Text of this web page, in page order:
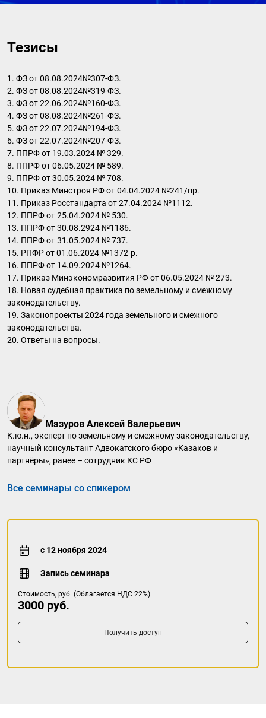
Тезисы
1. ФЗ от 08.08.2024№307-ФЗ.
2. ФЗ от 08.08.2024№319-ФЗ.
3. ФЗ от 22.06.2024№160-ФЗ.
4. ФЗ от 08.08.2024№261-ФЗ.
5. ФЗ от 22.07.2024№194-ФЗ.
6. ФЗ от 22.07.2024№207-ФЗ.
7. ППРФ от 19.03.2024 № 329.
8. ППРФ от 06.05.2024 № 589.
9. ППРФ от 30.05.2024 № 708.
10. Приказ Минстроя РФ от 04.04.2024 №241/пр.
11. Приказ Росстандарта от 27.04.2024 №1112.
12. ППРФ от 25.04.2024 № 530.
13. ППРФ от 30.08.2924 №1186.
14. ППРФ от 31.05.2024 № 737.
15. РПФР от 01.06.2024 №1372-р.
16. ППРФ от 14.09.2024 №1264.
17. Приказ Минэкономразвития РФ от 06.05.2024 № 273.
18. Новая судебная практика по земельному и смежному
законодательству.
19. Законопроекты 2024 года земельного и смежного
законодательства.
20. Ответы на вопросы.
Мазуров Алексей Валерьевич
К.ю.н., эксперт по земельному и смежному законодательству,
научный консультант Адвокатского бюро «Казаков и
партнёры», ранее – сотрудник КС РФ
Все семинары со спикером
с 12 ноября 2024
Запись семинара
Стоимость, руб. (Облагается НДС 22%)
3000 руб.
Получить доступ